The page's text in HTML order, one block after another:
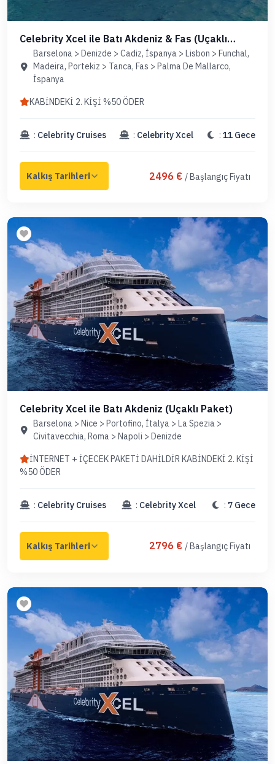
Celebrity Xcel ile Batı Akdeniz & Fas (Uçaklı
Paket)
Barselona > Denizde > Cadiz, İspanya > Lisbon > Funchal,
Madeira, Portekiz > Tanca, Fas > Palma De Mallarco,
İspanya
KABİNDEKİ 2. KİŞİ %50 ÖDER
: Celebrity Cruises : Celebrity Xcel : 11 Gece
2496 € / Başlangıç Fiyatı
Celebrity Xcel ile Batı Akdeniz (Uçaklı Paket)
Barselona > Nice > Portofino, İtalya > La Spezia >
Civitavecchia, Roma > Napoli > Denizde
İNTERNET + İÇECEK PAKETİ DAHİLDİR KABİNDEKİ 2. KİŞİ
%50 ÖDER
: Celebrity Cruises : Celebrity Xcel : 7 Gece
2796 € / Başlangıç Fiyatı